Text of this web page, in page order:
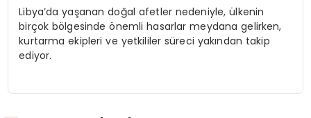
Libya’da yaşanan doğal afetler nedeniyle, ülkenin
birçok bölgesinde önemli hasarlar meydana gelirken,
kurtarma ekipleri ve yetkililer süreci yakından takip
ediyor.